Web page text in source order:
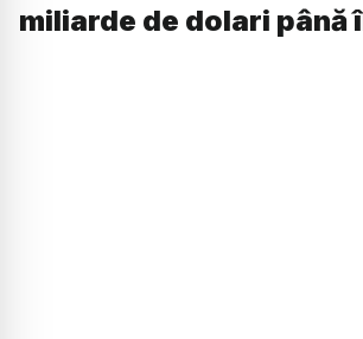
miliarde de dolari până